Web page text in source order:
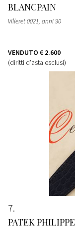
BLANCPAIN
Villeret 0021, anni 90
VENDUTO € 2.600
(diritti d'asta esclusi)
7
PATEK PHILIPPE